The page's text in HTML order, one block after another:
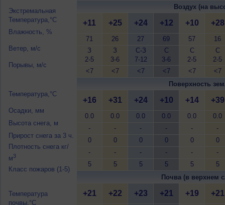
Экстремальная
Температура,°C
Влажность, %
Ветер, м/с
Порывы, м/с
Температура,°C
Осадки, мм
Высота снега, м
Прирост снега за 3 ч.
Плотность снега кг/
м3
Класс пожаров (1-5)
Температура
почвы,°C
Воздух (на
+11
71
З
2-5
<7
+25
26
З
3-6
<7
+24
27
С-З
7-12
<7
+12
69
С
3-6
<7
+10
57
С
2-5
<7
+28
16
С
2-5
<7
Поверхность
+16
0.0
-
0
-
5
+31
0.0
-
0
-
5
+24
0.0
-
0
-
5
+10
0.0
-
0
-
5
+14
0.0
-
0
-
5
+39
0.0
-
0
-
5
Почва (в верхнем
+21 +22 +23 +21 +19 +21